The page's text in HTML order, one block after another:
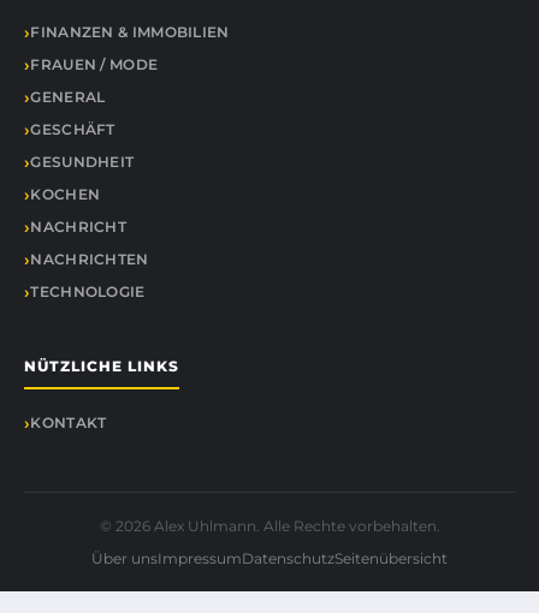
FINANZEN & IMMOBILIEN
FRAUEN / MODE
GENERAL
GESCHÄFT
GESUNDHEIT
KOCHEN
NACHRICHT
NACHRICHTEN
TECHNOLOGIE
NÜTZLICHE LINKS
KONTAKT
© 2026 Alex Uhlmann. Alle Rechte vorbehalten.
Über unsImpressumDatenschutzSeitenübersicht